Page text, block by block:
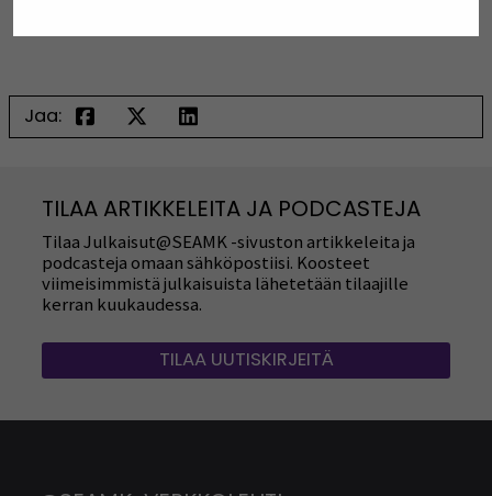
Jaa:
TILAA ARTIKKELEITA JA PODCASTEJA
Tilaa Julkaisut@SEAMK -sivuston artikkeleita ja
podcasteja omaan sähköpostiisi. Koosteet
viimeisimmistä julkaisuista lähetetään tilaajille
kerran kuukaudessa.
TILAA UUTISKIRJEITÄ